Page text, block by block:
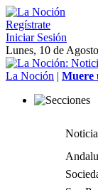
Regístrate
Iniciar Sesión
Lunes, 10 de
La Noción | Muere